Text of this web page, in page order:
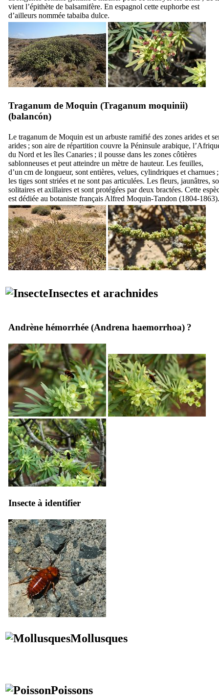
vient l’épithète de balsamifère. En espagnol cette euphorbe est
d’ailleurs nommée tabaiba dulce.
Traganum de Moquin (Traganum moquinii)
(balancón)
Le traganum de Moquin est un arbuste ramifié des zones arides et
arides ; son aire de répartition couvre la Péninsule arabique,
du Nord et les îles Canaries ; il pousse dans les zones côtières
sablonneuses et peut atteindre un mètre de hauteur. Les feuilles,
d’un cm de longueur, sont entières, velues, cylindriques et charnues ;
les tiges sont striées et ne sont pas articulées. Les fleurs, jaunâtres,
solitaires et axillaires et sont protégées par deux bractées. Cette
est dédiée au botaniste français Alfred Moquin-Tandon (1804-1863).
Insectes et arachnides
Andrène hémorrhée (Andrena haemorrhoa) ?
Insecte à identifier
Mollusques
Poissons